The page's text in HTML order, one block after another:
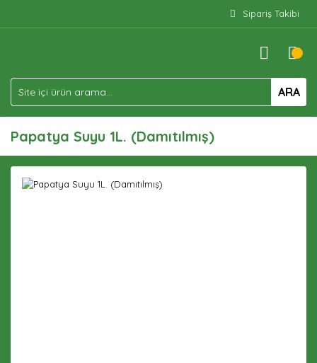
Sipariş Takibi
ARA
Papatya Suyu 1L. (Damıtılmış)